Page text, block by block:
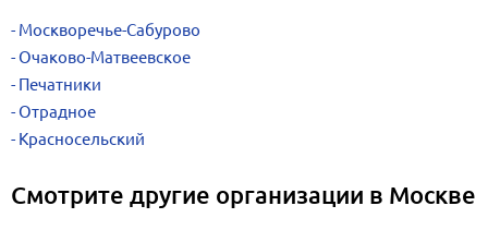
Москворечье-Сабурово
Очаково-Матвеевское
Печатники
Отрадное
Красносельский
Смотрите другие организации в Москве